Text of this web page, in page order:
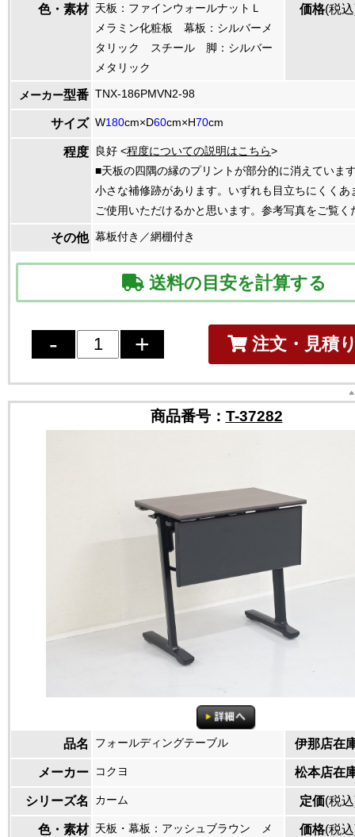
色・素材 天板：ファインウォールナットＬ
メラミン化粧板 幕板：シルバーメ
タリック スチール 脚：シルバー
メタリック
価格(税
メーカー型番 TNX-186PMVN2-98
サイズ W180cm×D60cm×H70cm
程度 良好 <程度についての説明はこちら>
■天板の四隅の縁のプリントが部分的に消えていま
小さな補修跡があります。いずれも目立ちにくくあ
ご使用いただけるかと思います。参考写真をご覧く
その他 幕板付き／網棚付き
送料の目安を計算する
注文・見積
商品番号： T-37282
品名 フォールディングテーブル 伊那店在
メーカー コクヨ 松本店在
シリーズ名 カーム 定価(税
色・素材 天板・幕板：アッシュブラウン メ
価格(税